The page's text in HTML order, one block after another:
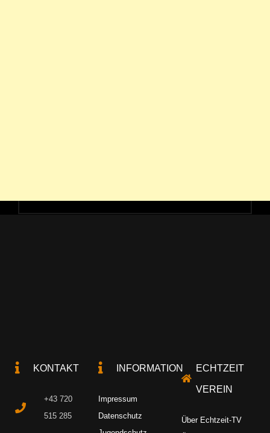
KONTAKT
+43 720
515 285
INFORMATION
Impressum
Datenschutz
ECHTZEIT
VEREIN
Über Echtzeit-TV